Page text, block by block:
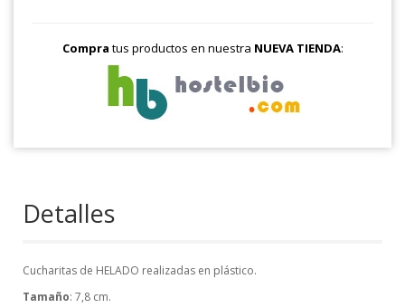
Compra tus productos en nuestra NUEVA TIENDA:
Detalles
Cucharitas de HELADO realizadas en plástico.
Tamaño: 7,8 cm.